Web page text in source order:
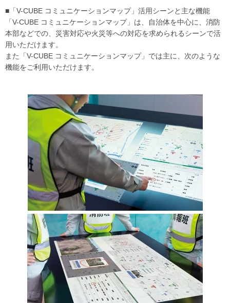
■「V-CUBE コミュニケーションマップ」活用シーンと主な機能
「V-CUBE コミュニケーションマップ」は、自治体を中心に、消防
本部などでの、災害対応や火災等への対応を求められるシーンで活
用いただけます。
また「V-CUBE コミュニケーションマップ」では主に、次のような
機能をご利用いただけます。